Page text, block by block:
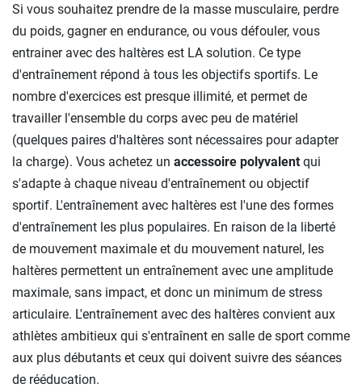
Si vous souhaitez prendre de la masse musculaire, perdre
du poids, gagner en endurance, ou vous défouler, vous
entrainer avec des haltères est LA solution. Ce type
d'entraînement répond à tous les objectifs sportifs. Le
nombre d'exercices est presque illimité, et permet de
travailler l'ensemble du corps avec peu de matériel
(quelques paires d'haltères sont nécessaires pour adapter
la charge). Vous achetez un accessoire polyvalent qui
s'adapte à chaque niveau d'entraînement ou objectif
sportif. L'entraînement avec haltères est l'une des formes
d'entraînement les plus populaires. En raison de la liberté
de mouvement maximale et du mouvement naturel, les
haltères permettent un entraînement avec une amplitude
maximale, sans impact, et donc un minimum de stress
articulaire. L'entraînement avec des haltères convient aux
athlètes ambitieux qui s'entraînent en salle de sport comme
aux plus débutants et ceux qui doivent suivre des séances
de rééducation.